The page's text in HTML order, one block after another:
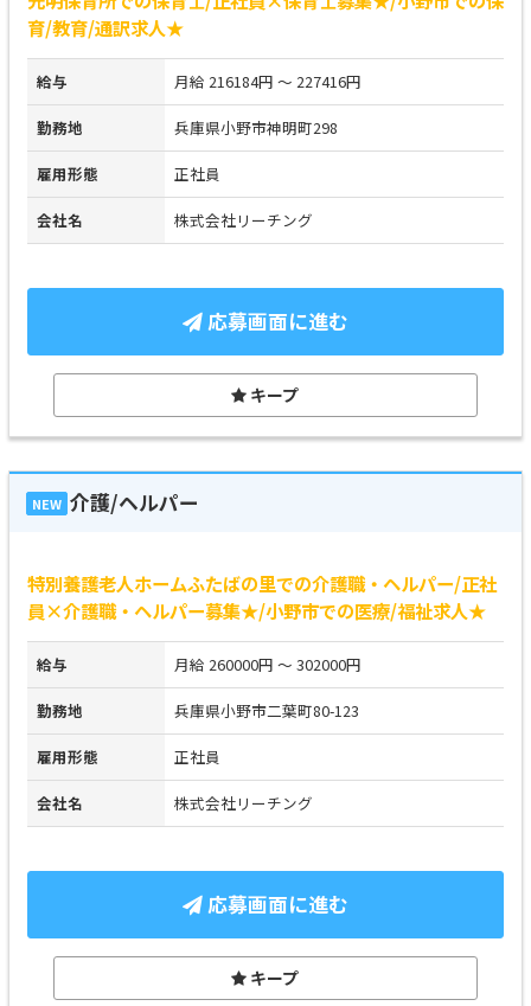
育/教育/通訳求人★
給与 月給 216184円 ～ 227416円
勤務地 兵庫県小野市神明町298
雇用形態 正社員
会社名 株式会社リーチング
応募画面に進む
キープ
NEW 介護/ヘルパー
特別養護老人ホームふたばの里での介護職・ヘルパー/正社
員×介護職・ヘルパー募集★/小野市での医療/福祉求人★
給与 月給 260000円 ～ 302000円
勤務地 兵庫県小野市二葉町80-123
雇用形態 正社員
会社名 株式会社リーチング
応募画面に進む
キープ